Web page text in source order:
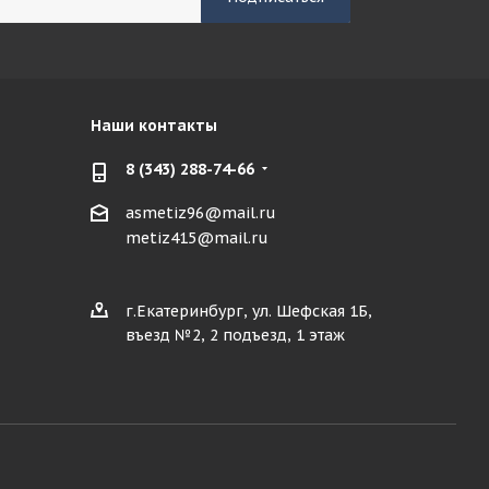
Наши контакты
8 (343) 288-74-66
asmetiz96@mail.ru
metiz415@mail.ru
г.Екатеринбург, ул. Шефская 1Б,
въезд №2, 2 подъезд, 1 этаж